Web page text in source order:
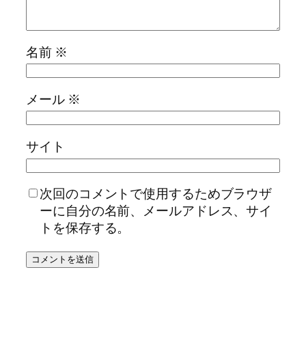
名前 ※
メール ※
サイト
次回のコメントで使用するためブラウザ
ーに自分の名前、メールアドレス、サイ
トを保存する。